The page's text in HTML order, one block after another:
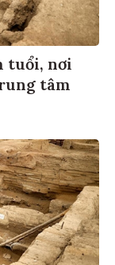
tuổi, nơi
tâm